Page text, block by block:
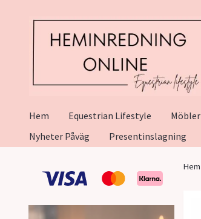
Hem Equestrian Lifestyle Möbler
Nyheter Påväg
Presentinslagning
Hem